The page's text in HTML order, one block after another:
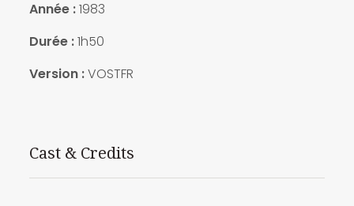
Année :1983
Durée :1h50
Version :VOSTFR
Cast & Credits